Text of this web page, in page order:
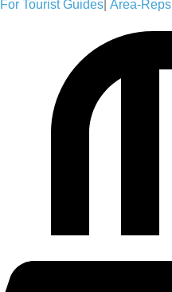
For Tourist Guides Area-Reps